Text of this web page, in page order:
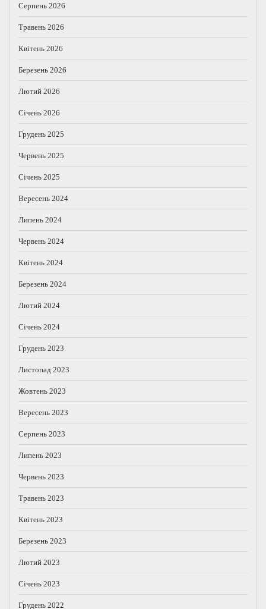
Серпень 2026
Травень 2026
Квітень 2026
Березень 2026
Лютий 2026
Січень 2026
Грудень 2025
Червень 2025
Січень 2025
Вересень 2024
Липень 2024
Червень 2024
Квітень 2024
Березень 2024
Лютий 2024
Січень 2024
Грудень 2023
Листопад 2023
Жовтень 2023
Вересень 2023
Серпень 2023
Липень 2023
Червень 2023
Травень 2023
Квітень 2023
Березень 2023
Лютий 2023
Січень 2023
Грудень 2022